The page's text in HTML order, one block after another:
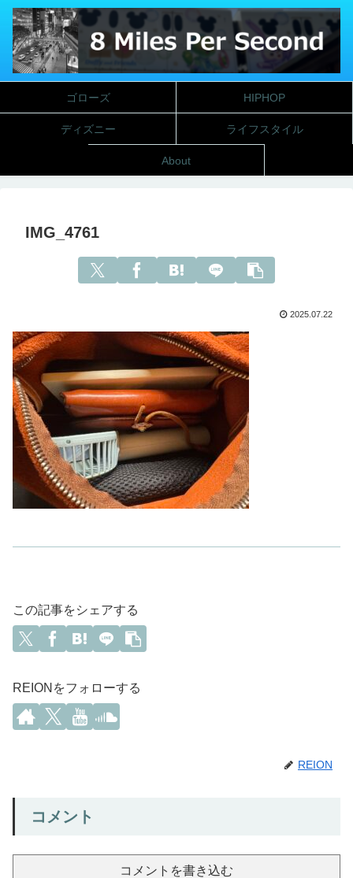
ゴローズ HIPHOP
ディズニー ライフスタイル
About
IMG_4761
2025.07.22
この記事をシェアする
REIONをフォローする
REION
コメント
コメントを書き込む